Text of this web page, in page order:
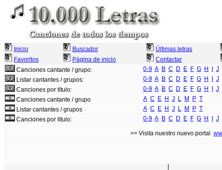
Inicio Buscador
Últimas letras
Favoritos
Página de inicio
Contactar
Canciones cantante / grupo:
0-9 A B C D E F G H
J
Listar cantantes / grupos:
0-9 A B C D E F G H
J
Canciones por título:
0-9 A B C D E F G H
J
Canciones cantante / grupo
A C E H J L M P T
Listar cantantes / grupos
A C E H J L M P T
Canciones por título:
0-9 A B C D E F G H J
>> Visita nuestro nuevo portal